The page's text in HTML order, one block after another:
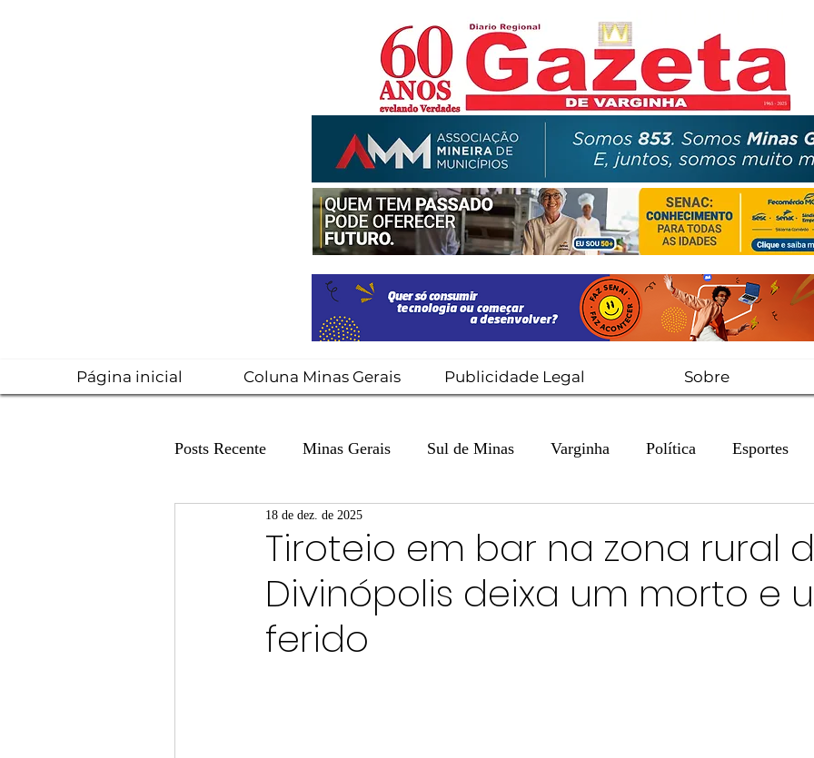
Página inicial Coluna Minas Gerais Publicidade Legal Sobre
Posts Recente Minas Gerais Sul de Minas Varginha Política Esportes
Coluna Fatos e Versões
Coluna: Agenda 21 Coluna: SindJori Internacional Coluna Jurídica
Tiroteio em bar na zona rural
Divinópolis deixa um morto e
ferido
18 de dez. de 2025